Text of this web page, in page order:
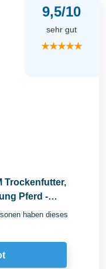
9,5/10
sehr gut
★★★★★
Trockenfutter,
Pferd -
haben dieses